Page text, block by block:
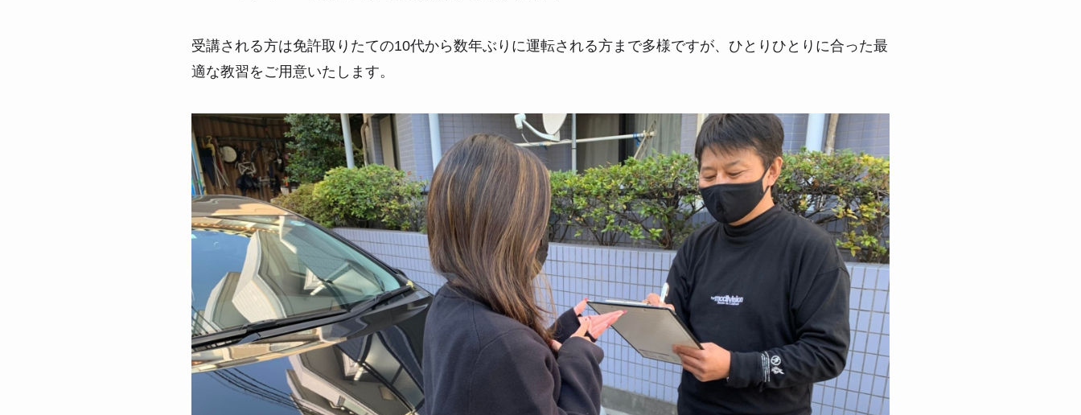
受講される方は免許取りたての10代から数年ぶりに運転される方まで多様ですが、ひとりひとりに合った最
適な教習をご用意いたします。